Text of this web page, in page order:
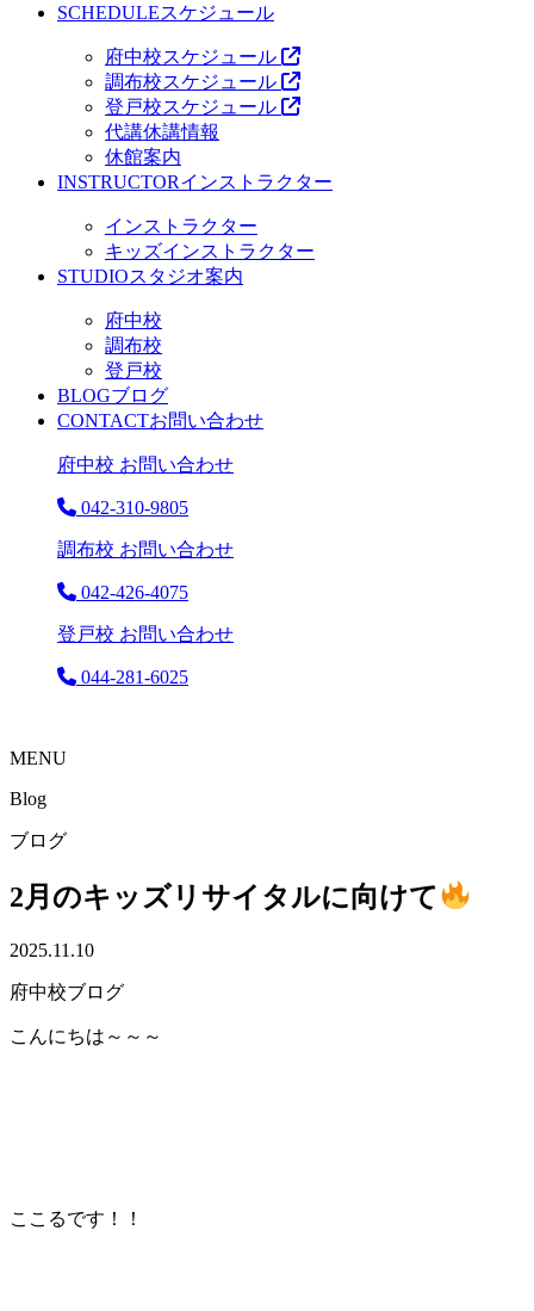
SCHEDULEスケジュール
府中校スケジュール
調布校スケジュール
登戸校スケジュール
代講休講情報
休館案内
INSTRUCTORインストラクター
インストラクター
キッズインストラクター
STUDIOスタジオ案内
府中校
調布校
登戸校
BLOGブログ
CONTACTお問い合わせ
府中校 お問い合わせ
042-310-9805
調布校 お問い合わせ
042-426-4075
登戸校 お問い合わせ
044-281-6025
MENU
Blog
ブログ
2月のキッズリサイタルに向けて
2025.11.10
府中校ブログ
こんにちは～～～
ここるです！！